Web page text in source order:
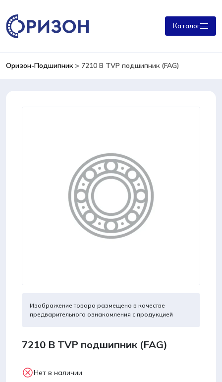
Каталог
Оризон-Подшипник> 7210 B TVP подшипник (FAG)
Изображение товара размещено в качестве
предварительного ознакомления с продукцией
7210 B TVP подшипник (FAG)
Нет в наличии